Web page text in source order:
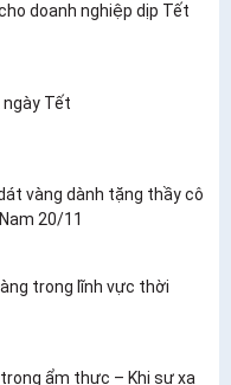
doanh nghiệp dịp Tết
Tết
vàng dành tặng thầy cô
20/11
trong lĩnh vực thời
ẩm thực – Khi sự xa